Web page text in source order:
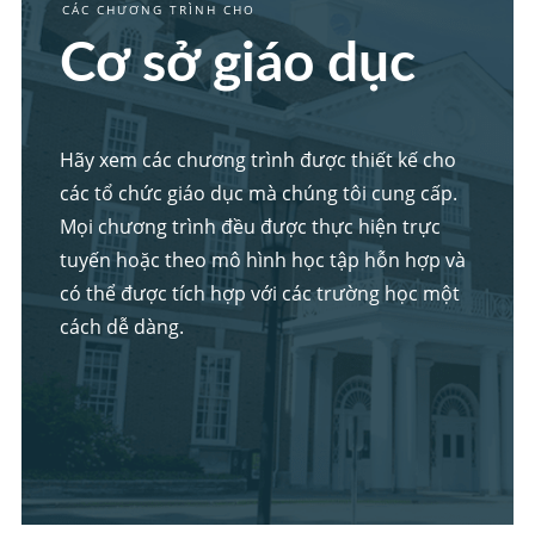
CÁC CHƯƠNG TRÌNH CHO
Cơ sở giáo dục
Hãy xem các chương trình được thiết kế cho
các tổ chức giáo dục mà chúng tôi cung cấp.
Mọi chương trình đều được thực hiện trực
tuyến hoặc theo mô hình học tập hỗn hợp và
có thể được tích hợp với các trường học một
cách dễ dàng.